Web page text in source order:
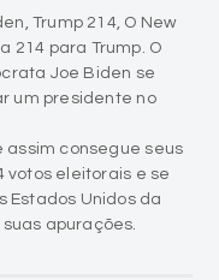
Trump 214, O New
214 para Trump. O
Joe Biden se
um presidente no
assim consegue seus
votos eleitorais e se
Estados Unidos da
apurações.